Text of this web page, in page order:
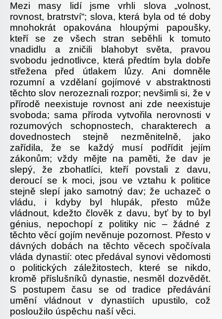
Mezi masy lidí jsme vrhli slova „volnost,
rovnost, bratrství“; slova, která byla od té doby
mnohokrát opakována hloupými papoušky,
kteří se ze všech stran seběhli k tomuto
vnadidlu a zničili blahobyt světa, pravou
svobodu jednotlivce, která předtím byla dobře
střežena před útlakem lůzy. Ani domněle
rozumní a vzdělaní gojímové v abstraktnosti
těchto slov nerozeznali rozpor; nevšimli si, že v
přírodě neexistuje rovnost ani zde neexistuje
svoboda; sama příroda vytvořila nerovnosti v
rozumových schopnostech, charakterech a
dovednostech stejně nezměnitelně, jako
zařídila, že se každý musí podřídit jejím
zákonům; vždy mějte na paměti, že dav je
slepý, že zbohatlíci, kteří povstali z davu,
deroucí se k moci, jsou ve vztahu k politice
stejně slepí jako samotný dav; že uchazeč o
vládu, i kdyby byl hlupák, přesto může
vládnout, kdežto člověk z davu, byť by to byl
génius, nepochopí z politiky nic – žádné z
těchto věcí gojím nevěnuje pozornost. Přesto v
dávných dobách na těchto věcech spočívala
vláda dynastií: otec předával synovi vědomosti
o politických záležitostech, které se nikdo,
kromě příslušníků dynastie, nesměl dozvědět.
S postupem času se od tradice předávání
umění vládnout v dynastiích upustilo, což
posloužilo úspěchu naší věci.